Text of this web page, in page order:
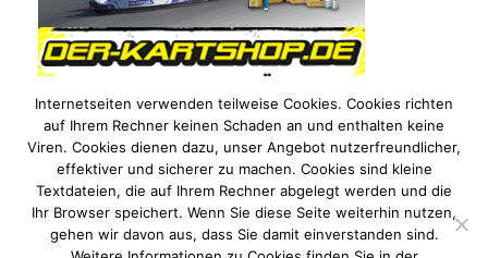
Internetseiten verwenden teilweise Cookies. Cookies richten
auf Ihrem Rechner keinen Schaden an und enthalten keine
Viren. Cookies dienen dazu, unser Angebot nutzerfreundlicher,
effektiver und sicherer zu machen. Cookies sind kleine
Textdateien, die auf Ihrem Rechner abgelegt werden und die
Ihr Browser speichert. Wenn Sie diese Seite weiterhin nutzen,
gehen wir davon aus, dass Sie damit einverstanden sind.